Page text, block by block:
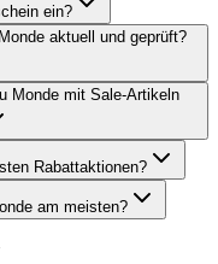
ein?
aktuell und geprüft?
Monde mit Sale-Artikeln
Rabattaktionen?
am meisten?